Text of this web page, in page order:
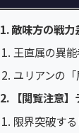
1. 敵味方の戦
王直属の異
ユリアンの「
2. 【閲覧注意
限界突破す